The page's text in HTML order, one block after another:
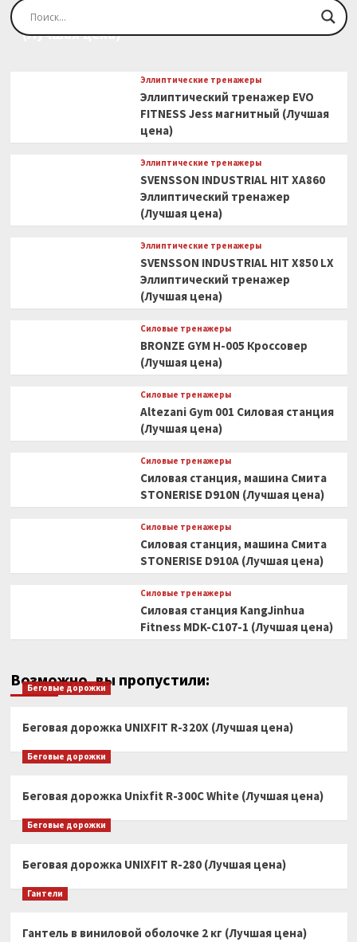
Эллиптический тренажер EVO FITNESS Orion
(Лучшая цена)
Эллиптические тренажеры
Эллиптический тренажер EVO
FITNESS Jess магнитный (Лучшая
цена)
Эллиптические тренажеры
SVENSSON INDUSTRIAL HIT XA860
Эллиптический тренажер
(Лучшая цена)
Эллиптические тренажеры
SVENSSON INDUSTRIAL HIT X850 LX
Эллиптический тренажер
(Лучшая цена)
Силовые тренажеры
BRONZE GYM H-005 Кроссовер
(Лучшая цена)
Силовые тренажеры
Altezani Gym 001 Силовая станция
(Лучшая цена)
Силовые тренажеры
Силовая станция, машина Смита
STONERISE D910N (Лучшая цена)
Силовые тренажеры
Силовая станция, машина Смита
STONERISE D910A (Лучшая цена)
Силовые тренажеры
Силовая станция KangJinhua
Fitness MDK-C107-1 (Лучшая цена)
Возможно, вы пропустили:
Беговые дорожки
Беговая дорожка UNIXFIT R-320X (Лучшая цена)
Беговые дорожки
Беговая дорожка Unixfit R-300C White (Лучшая цена)
Беговые дорожки
Беговая дорожка UNIXFIT R-280 (Лучшая цена)
Гантели
Гантель в виниловой оболочке 2 кг (Лучшая цена)